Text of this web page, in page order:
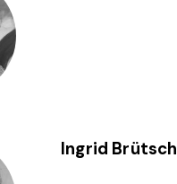
Ingrid Brütsch